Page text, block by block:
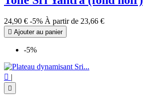
24,90 € -5% À partir de 23,66 €
 Ajouter au panier
-5%
 |
